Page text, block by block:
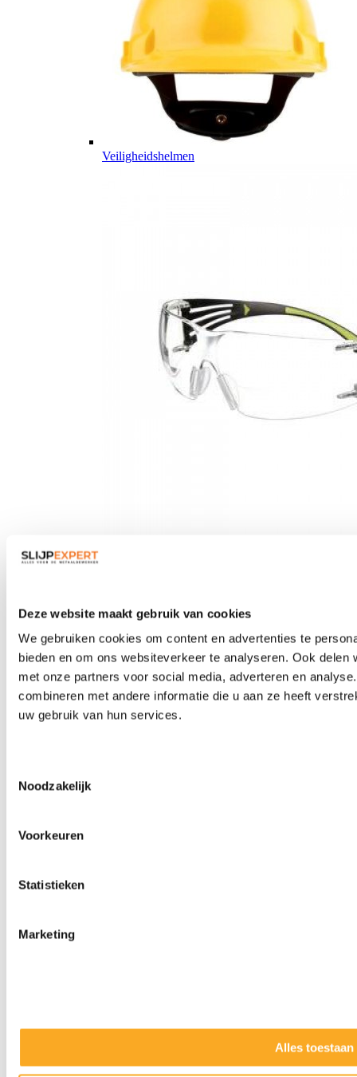
Deze website maakt gebruik van cookies
We gebruiken cookies om content en advertenties te
bieden en om ons websiteverkeer te analyseren. Ook
met onze partners voor social media, adverteren en
combineren met andere informatie die u aan ze heeft
uw gebruik van hun services.
Noodzakelijk
Voorkeuren
Statistieken
Marketing
Alles toestaan
Veiligheidshelmen
Slijpkappen